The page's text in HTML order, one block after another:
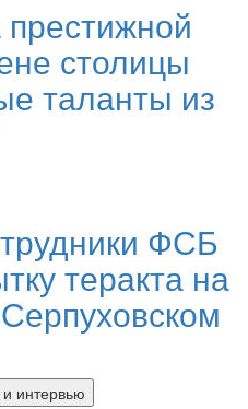
столицы
таланты из
ФСБ
теракта на
и интервью